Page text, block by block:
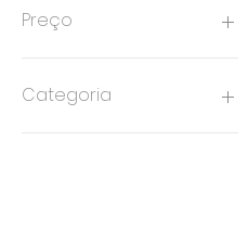
Preço
R$ 126 R$ 1.391
Categoria